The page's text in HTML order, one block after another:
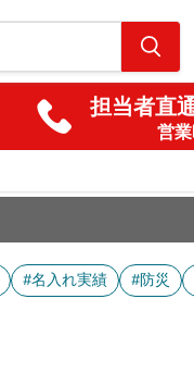
担当者直
営
#名入れ実績 #防災